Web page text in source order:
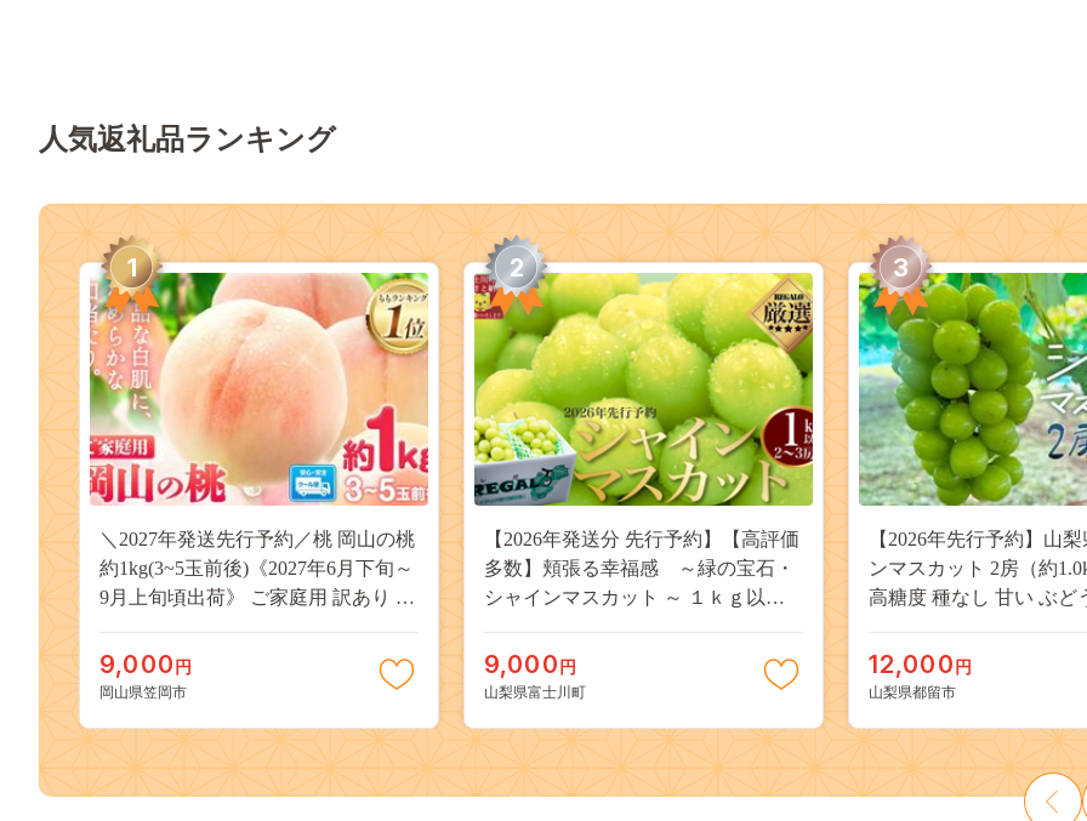
人気返礼品ランキング
1
＼2027年発送先行予約／桃 岡山の桃
約1kg(3~5玉前後)《2027年6月下旬～
9月上旬頃出荷》 ご家庭用 訳あり 白
果物 デザート 旬 モモ もも 先行予約
送料無料 果物 岡山県 笠岡市 清水白
kasaoka_zsy_419_100---
9,000 円
岡山県笠岡市
2
【2026年発送分 先行予約】【高評価
多数】頬張る幸福感 ～緑の宝石・
シャインマスカット ～ １ｋｇ以上
物 くだもの シャイン マスカット ぶ
どう ブドウ 葡萄 大粒 種なし 先行予
九千円
9,000 円
山梨県富士川町
3
【2026年先行予約】山
ンマスカット 2房（約
高糖度 種なし 甘い ぶど
JX003
12,000 円
山梨県都留市